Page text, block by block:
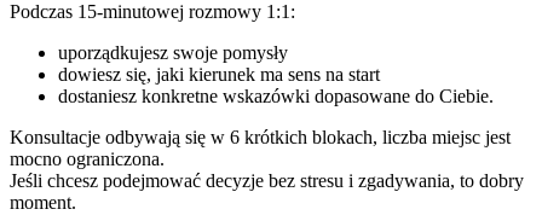
Podczas 15-minutowej rozmowy 1:1:
uporządkujesz swoje pomysły
dowiesz się, jaki kierunek ma sens na start
dostaniesz konkretne wskazówki dopasowane do Ciebie.
Konsultacje odbywają się w 6 krótkich blokach, liczba miejsc jest
mocno ograniczona.
Jeśli chcesz podejmować decyzje bez stresu i zgadywania, to dobry
moment.